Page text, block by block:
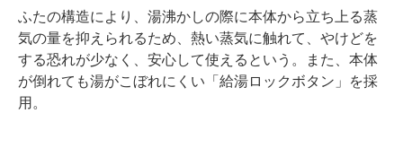
ふたの構造により、湯沸かしの際に本体から立ち上る蒸
気の量を抑えられるため、熱い蒸気に触れて、やけどを
する恐れが少なく、安心して使えるという。また、本体
が倒れても湯がこぼれにくい「給湯ロックボタン」を採
用。